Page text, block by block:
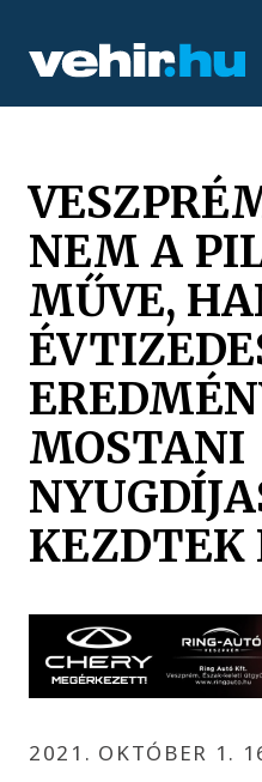
NEM A
MŰVE,
MOSTANI
KEZDTEK
2021. OKTÓBER 1.